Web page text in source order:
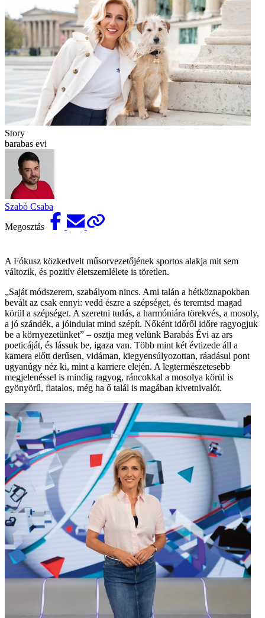
Story
barabas evi
Szabó Csaba
Megosztás
A Fókusz közkedvelt műsorvezetőjének sportos alakja mit sem
változik, és pozitív életszemlélete is töretlen.
„Saját módszerem, szabályom nincs. Ami talán a hétköznapokban
bevált az csak ennyi: vedd észre a szépséget, és teremtsd magad
körül a szépséget. A szeretni tudás, a harmóniára törekvés, a mosoly,
a jó szándék, a jóindulat mind szépít. Nőként időről időre ragyogjuk
be a környezetünket” – osztja meg velünk Barabás Évi az ars
poeticáját, és lássuk be, igaza van. Több mint két évtizede áll a
kamera előtt derűsen, vidáman, kiegyensúlyozottan, ráadásul pont
ugyanúgy néz ki, mint a karriere elején. A legtermészetesebb
megjelenéssel is mindig ragyog, ráncokkal a mosolya körül is
gyönyörű, fiatalos, még ha ő talál is magában kivetnivalót.